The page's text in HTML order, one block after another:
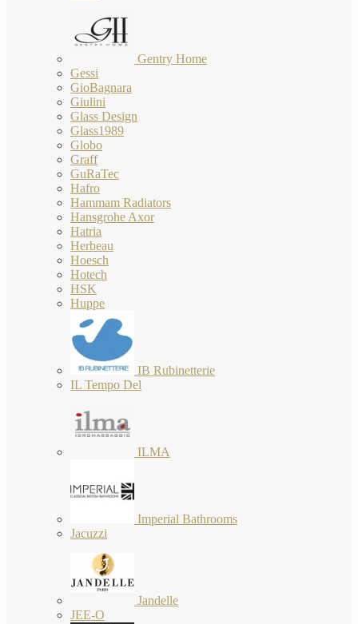
Gentry Home
Gessi
GioBagnara
Giulini
Glass Design
Glass1989
Globo
Graff
GuRaTec
Hafro
Hammam Radiators
Hansgrohe Axor
Hatria
Herbeau
Hoesch
Hotech
HSK
Huppe
IB Rubinetterie
IL Tempo Del
ILMA
Imperial Bathrooms
Jacuzzi
Jandelle
JEE-O